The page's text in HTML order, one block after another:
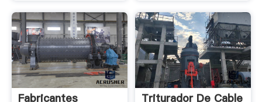
Fabricantes
Triturador De Cable